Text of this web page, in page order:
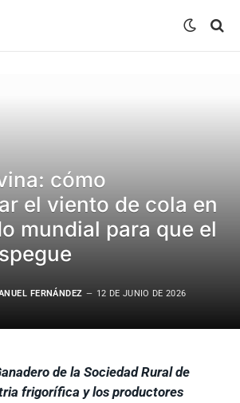
cómo
el viento de cola en
mundial para que el
FERNÁNDEZ 12 DE JUNIO DE 2026
de la Sociedad Rural de
frigorífica y los productores